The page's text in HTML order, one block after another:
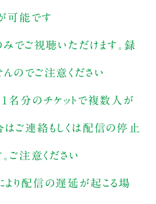
可能です
みでご視聴いただけます。録
のでご注意ください
名分のチケットで複数人が
ご連絡もしくは配信の停止
ご注意ください
より配信の遅延が起こる場